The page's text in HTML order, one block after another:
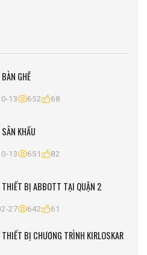
GHẾ
13 652 68
KHẤU
13 651 82
THIẾT BỊ ABBOTT TẠI QUẬN 2
27 642 61
BỊ CHƯƠNG TRÌNH KIRLOSKAR